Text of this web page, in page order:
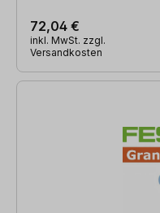
72,04 €
inkl. MwSt. zzgl.
Versandkosten